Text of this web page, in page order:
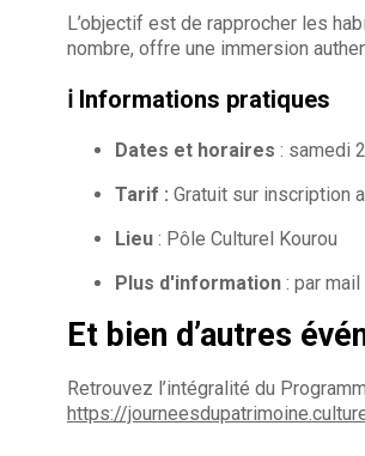
L’objectif est de rapprocher les
nombre, offre une immersion
ℹ️ Informations pratiques
Dates et horaires : samedi
Tarif : Gratuit sur inscription
Lieu : Pôle Culturel Kourou
Plus d'information : par
Et bien d’autres
Retrouvez l’intégralité du
https://